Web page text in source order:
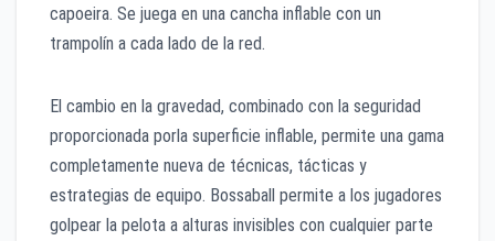
capoeira. Se juega en una cancha inflable con un
trampolín a cada lado de la red.
El cambio en la gravedad, combinado con la seguridad
proporcionada porla superficie inflable, permite una gama
completamente nueva de técnicas, tácticas y
estrategias de equipo. Bossaball permite a los jugadores
golpear la pelota a alturas invisibles con cualquier parte